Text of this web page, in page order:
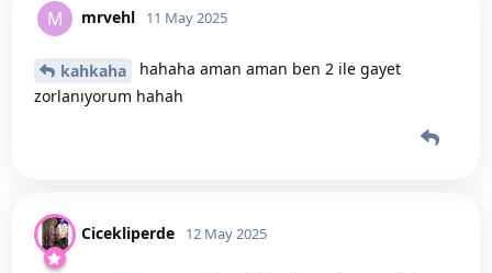
M mrvehl 11 May 2025
kahkaha
hahaha aman aman ben 2 ile gayet
zorlanıyorum hahah
Cicekliperde 12 May 2025